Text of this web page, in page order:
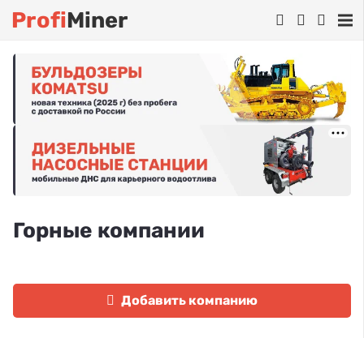
ProfiMiner
Горные компании
Добавить компанию